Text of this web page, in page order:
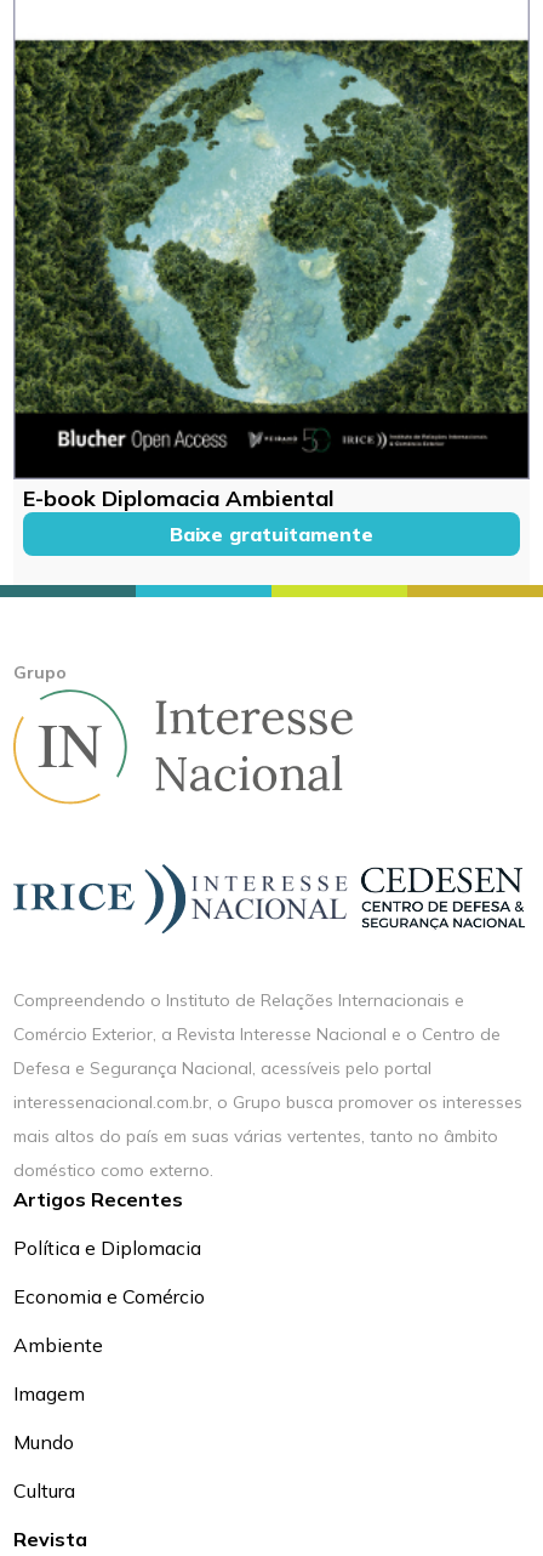
E-book Diplomacia Ambiental
Baixe gratuitamente
Grupo
Compreendendo o Instituto de Relações Internacionais e
Comércio Exterior, a Revista Interesse Nacional e o Centro de
Defesa e Segurança Nacional, acessíveis pelo portal
interessenacional.com.br, o Grupo busca promover os interesses
mais altos do país em suas várias vertentes, tanto no âmbito
doméstico como externo.
Artigos Recentes
Política e Diplomacia
Economia e Comércio
Ambiente
Imagem
Mundo
Cultura
Revista